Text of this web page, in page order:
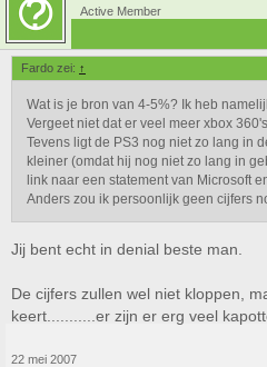
Active Member
Fardo zei: ↑
Wat is je bron van 4-5%? Ik heb
Vergeet niet dat er veel meer xbox
Tevens ligt de PS3 nog niet zo lang in
kleiner (omdat hij nog niet zo lang in
link naar een statement van Microsoft
Anders zou ik persoonlijk geen cijfers
Jij bent echt in denial beste man.
De cijfers zullen wel niet kloppen,
keert...........er zijn er erg veel
22 mei 2007